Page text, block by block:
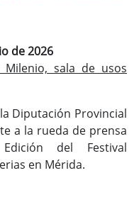
de 2026
Milenio, sala de usos
Diputación Provincial
a la rueda de prensa
del Festival
en Mérida.